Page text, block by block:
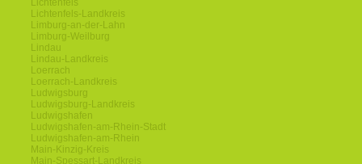
Lichtenfels
Lichtenfels-Landkreis
Limburg-an-der-Lahn
Limburg-Weilburg
Lindau
Lindau-Landkreis
Loerrach
Loerrach-Landkreis
Ludwigsburg
Ludwigsburg-Landkreis
Ludwigshafen
Ludwigshafen-am-Rhein-Stadt
Ludwigshafen-am-Rhein
Main-Kinzig-Kreis
Main-Spessart-Landkreis